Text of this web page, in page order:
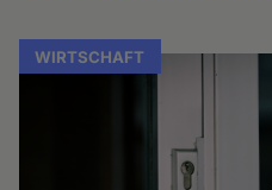
WIRTSCHAFT